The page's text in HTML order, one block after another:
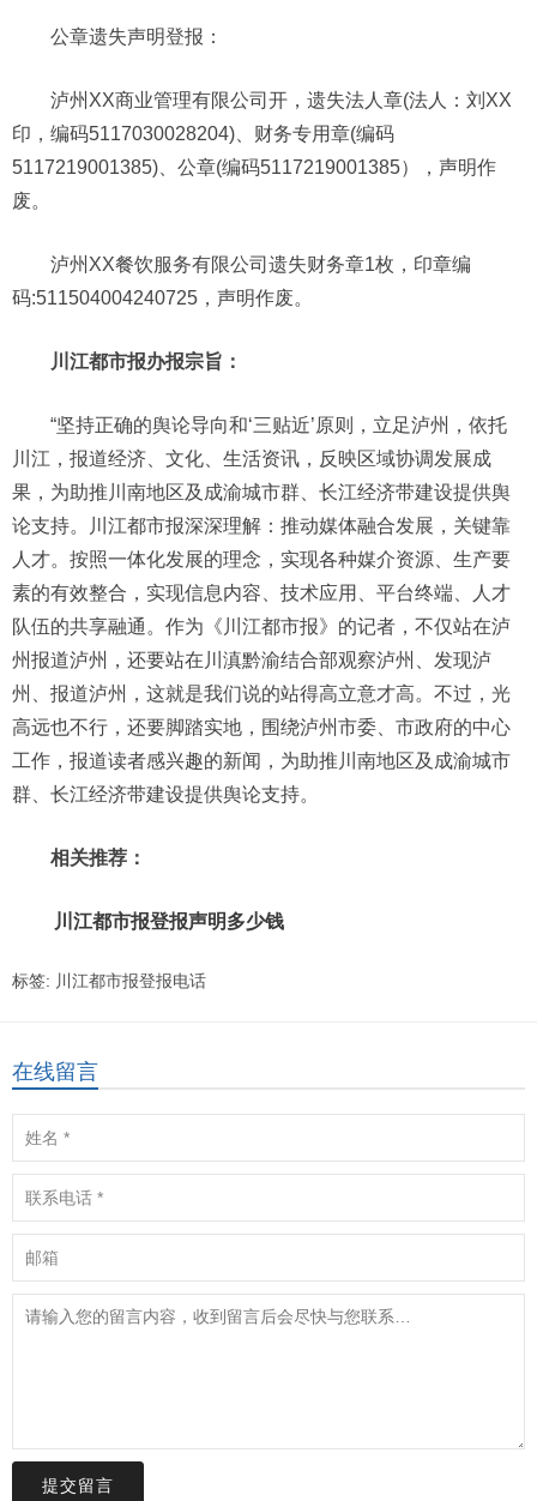
公章遗失声明登报：
泸州XX商业管理有限公司开，遗失法人章(法人：刘XX
印，编码5117030028204)、财务专用章(编码
5117219001385)、公章(编码5117219001385），声明作
废。
泸州XX餐饮服务有限公司遗失财务章1枚，印章编
码:511504004240725，声明作废。
川江都市报办报宗旨：
“坚持正确的舆论导向和‘三贴近’原则，立足泸州，依托
川江，报道经济、文化、生活资讯，反映区域协调发展成
果，为助推川南地区及成渝城市群、长江经济带建设提供舆
论支持。川江都市报深深理解：推动媒体融合发展，关键靠
人才。按照一体化发展的理念，实现各种媒介资源、生产要
素的有效整合，实现信息内容、技术应用、平台终端、人才
队伍的共享融通。作为《川江都市报》的记者，不仅站在泸
州报道泸州，还要站在川滇黔渝结合部观察泸州、发现泸
州、报道泸州，这就是我们说的站得高立意才高。不过，光
高远也不行，还要脚踏实地，围绕泸州市委、市政府的中心
工作，报道读者感兴趣的新闻，为助推川南地区及成渝城市
群、长江经济带建设提供舆论支持。
相关推荐：
川江都市报登报声明多少钱
标签: 川江都市报登报电话
在线留言
提交留言